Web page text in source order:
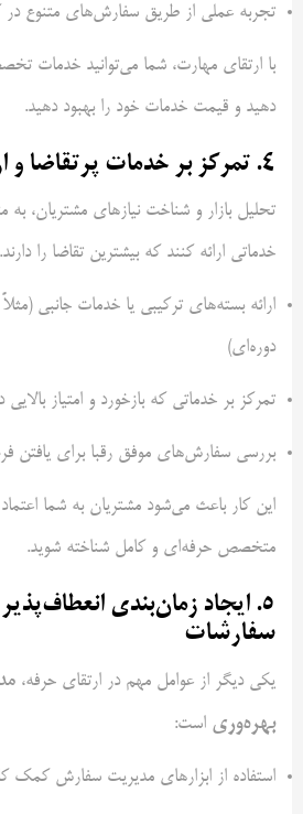
تجربه عملی از طریق سفارش‌های متنوع
با ارتقای مهارت، شما می‌توانید خدمات
دهید و قیمت خدمات خود را بهبود دهید.
4. تمرکز بر خدمات پرتقاضا و ارائه خدمات جانبی
تحلیل بازار و شناخت نیازهای
خدماتی ارائه کنند که بیشترین تقاضا را دارند.
ارائه بسته‌های ترکیبی یا خدمات جانبی
دوره‌ای)
تمرکز بر خدماتی که بازخورد و امتیاز بالایی
بررسی سفارش‌های موفق رقبا برای یافتن
این کار باعث می‌شود مشتریان به شما
متخصص حرفه‌ای و کامل شناخته شوید.
5. ایجاد زمان‌بندی
سفارشات
یکی دیگر از عوامل مهم در ارتقای حرفه،
بهره‌وری است:
استفاده از ابزارهای مدیریت سفارش کمک‌